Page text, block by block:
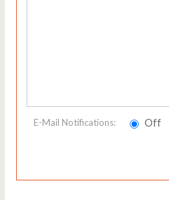
E-Mail Notifications: Off